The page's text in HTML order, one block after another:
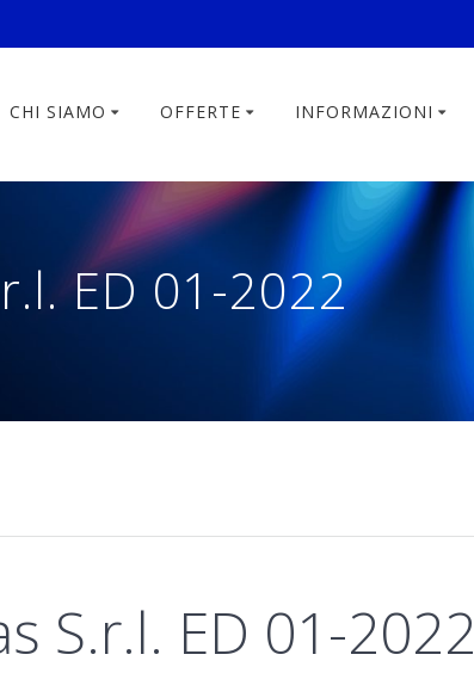
CHI SIAMO OFFERTE INFORMAZIONI
ED 01-2022
S.r.l. ED 01-2022